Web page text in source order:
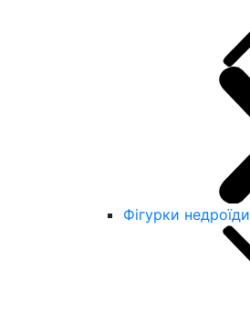
Фігурки недроїди